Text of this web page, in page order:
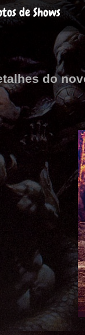
de Shows
do